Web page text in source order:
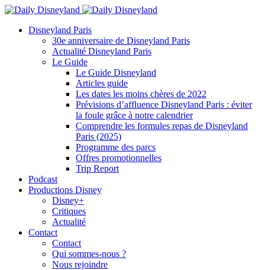
Disneyland Paris
30e anniversaire de Disneyland Paris
Actualité Disneyland Paris
Le Guide
Le Guide Disneyland
Articles guide
Les dates les moins chères de 2022
Prévisions d’affluence Disneyland Paris : éviter
la foule grâce à notre calendrier
Comprendre les formules repas de Disneyland
Paris (2025)
Programme des parcs
Offres promotionnelles
Trip Report
Podcast
Productions Disney
Disney+
Critiques
Actualité
Contact
Contact
Qui sommes-nous ?
Nous rejoindre